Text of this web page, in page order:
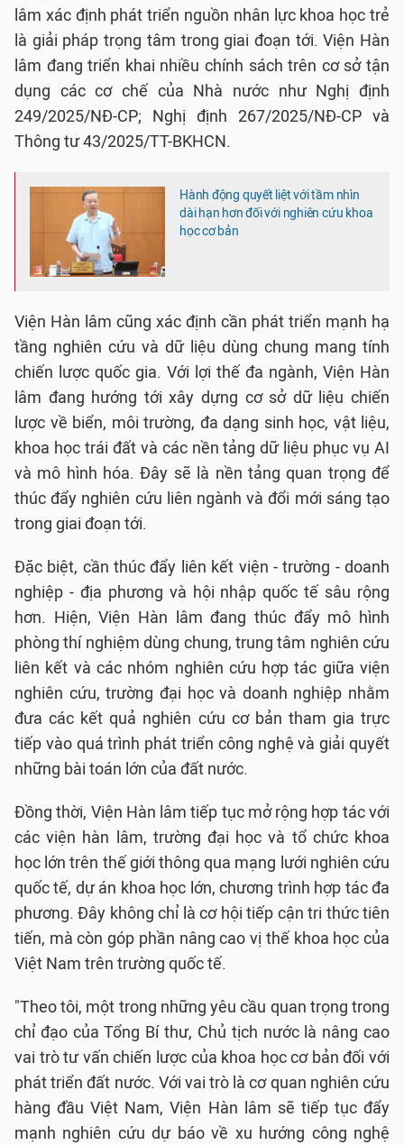
lâm xác định phát triển nguồn nhân lực khoa học trẻ
là giải pháp trọng tâm trong giai đoạn tới. Viện Hàn
lâm đang triển khai nhiều chính sách trên cơ sở tận
dụng các cơ chế của Nhà nước như Nghị định
249/2025/NĐ-CP; Nghị định 267/2025/NĐ-CP và
Thông tư 43/2025/TT-BKHCN.
Hành động quyết liệt với tầm nhìn
dài hạn hơn đối với nghiên cứu khoa
học cơ bản
Viện Hàn lâm cũng xác định cần phát triển mạnh hạ
tầng nghiên cứu và dữ liệu dùng chung mang tính
chiến lược quốc gia. Với lợi thế đa ngành, Viện Hàn
lâm đang hướng tới xây dựng cơ sở dữ liệu chiến
lược về biển, môi trường, đa dạng sinh học, vật liệu,
khoa học trái đất và các nền tảng dữ liệu phục vụ AI
và mô hình hóa. Đây sẽ là nền tảng quan trọng để
thúc đẩy nghiên cứu liên ngành và đổi mới sáng tạo
trong giai đoạn tới.
Đặc biệt, cần thúc đẩy liên kết viện - trường - doanh
nghiệp - địa phương và hội nhập quốc tế sâu rộng
hơn. Hiện, Viện Hàn lâm đang thúc đẩy mô hình
phòng thí nghiệm dùng chung, trung tâm nghiên cứu
liên kết và các nhóm nghiên cứu hợp tác giữa viện
nghiên cứu, trường đại học và doanh nghiệp nhằm
đưa các kết quả nghiên cứu cơ bản tham gia trực
tiếp vào quá trình phát triển công nghệ và giải quyết
những bài toán lớn của đất nước.
Đồng thời, Viện Hàn lâm tiếp tục mở rộng hợp tác với
các viện hàn lâm, trường đại học và tổ chức khoa
học lớn trên thế giới thông qua mạng lưới nghiên cứu
quốc tế, dự án khoa học lớn, chương trình hợp tác đa
phương. Đây không chỉ là cơ hội tiếp cận tri thức tiên
tiến, mà còn góp phần nâng cao vị thế khoa học của
Việt Nam trên trường quốc tế.
"Theo tôi, một trong những yêu cầu quan trọng trong
chỉ đạo của Tổng Bí thư, Chủ tịch nước là nâng cao
vai trò tư vấn chiến lược của khoa học cơ bản đối với
phát triển đất nước. Với vai trò là cơ quan nghiên cứu
hàng đầu Việt Nam, Viện Hàn lâm sẽ tiếp tục đẩy
mạnh nghiên cứu dự báo về xu hướng công nghệ